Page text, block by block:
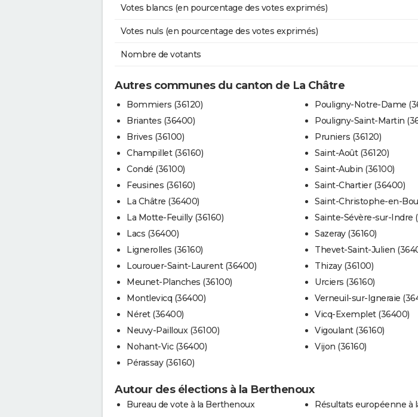
Votes blancs (en pourcentage des votes exprimés)
Votes nuls (en pourcentage des votes exprimés)
Nombre de votants
Autres communes du canton de La Châtre
Bommiers (36120)
Briantes (36400)
Brives (36100)
Champillet (36160)
Condé (36100)
Feusines (36160)
La Châtre (36400)
La Motte-Feuilly (36160)
Lacs (36400)
Lignerolles (36160)
Lourouer-Saint-Laurent (36400)
Meunet-Planches (36100)
Montlevicq (36400)
Néret (36400)
Neuvy-Pailloux (36100)
Nohant-Vic (36400)
Pérassay (36160)
Pouligny-Notre-Dame
Pouligny-Saint-Martin
Pruniers (36120)
Saint-Août (36120)
Saint-Aubin (36100)
Saint-Chartier (36400)
Saint-Christophe-en-
Sainte-Sévère-sur-Indre
Sazeray (36160)
Thevet-Saint-Julien
Thizay (36100)
Urciers (36160)
Verneuil-sur-Igneraie
Vicq-Exemplet (36400)
Vigoulant (36160)
Vijon (36160)
Autour des élections à la Berthenoux
Bureau de vote à la Berthenoux
Résultats européenne à